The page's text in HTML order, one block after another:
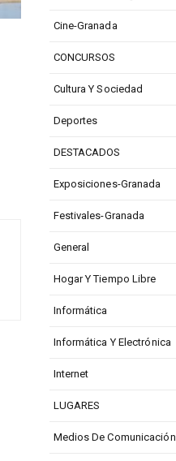
Cine-Granada
CONCURSOS
Cultura Y Sociedad
Deportes
DESTACADOS
Exposiciones-Granada
Festivales-Granada
General
Hogar Y Tiempo Libre
Informática
Informática Y Electrónica
Internet
LUGARES
Medios De Comunicación